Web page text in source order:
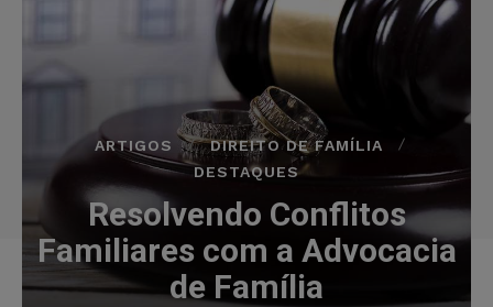
ARTIGOS
DIREITO DE FAMÍLIA
DESTAQUES
Resolvendo Conflitos
Familiares com a Advocacia
de Família